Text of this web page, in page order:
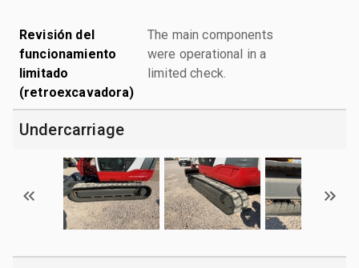
Revisión del
funcionamiento
limitado
(retroexcavadora)
The main components
were operational in a
limited check.
Undercarriage